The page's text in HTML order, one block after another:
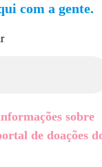
com a gente.
sobre
de doações